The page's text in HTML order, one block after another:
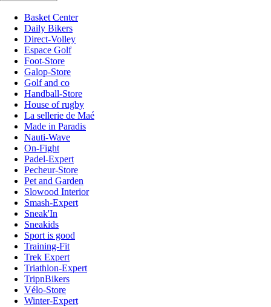
Basket Center
Daily Bikers
Direct-Volley
Espace Golf
Foot-Store
Galop-Store
Golf and co
Handball-Store
House of rugby
La sellerie de Maé
Made in Paradis
Nauti-Wave
On-Fight
Padel-Expert
Pecheur-Store
Pet and Garden
Slowood Interior
Smash-Expert
Sneak'In
Sneakids
Sport is good
Training-Fit
Trek Expert
Triathlon-Expert
TripnBikers
Vélo-Store
Winter-Expert